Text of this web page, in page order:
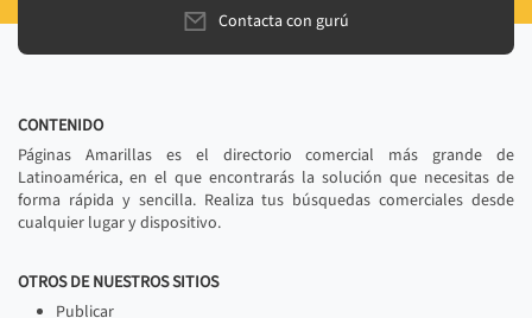
Contacta con gurú
CONTENIDO
Páginas Amarillas es el directorio comercial más grande de
Latinoamérica, en el que encontrarás la solución que necesitas de
forma rápida y sencilla. Realiza tus búsquedas comerciales desde
cualquier lugar y dispositivo.
OTROS DE NUESTROS SITIOS
Publicar